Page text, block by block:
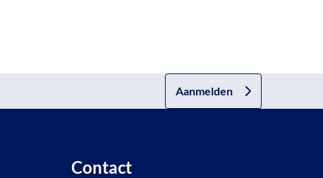
Aanmelden
Contact